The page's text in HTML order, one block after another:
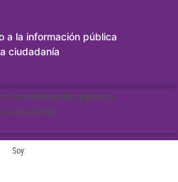
a la información pública
ciudadanía
la información pública
ciudadanía
Soy: